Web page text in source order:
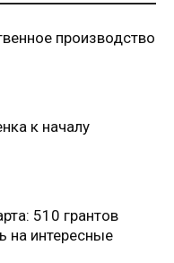
производство
к началу
510 грантов
на интересные